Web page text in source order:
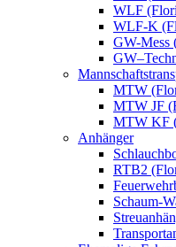
WLF
WLF-K
GW-Mess
MTW
MTW JF
MTW KF
Anhänger
RTB2
Schaum-